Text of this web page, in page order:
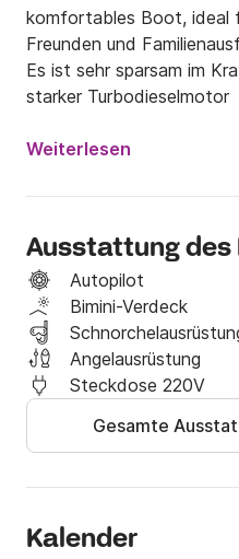
komfortables Boot, ideal
Freunden und
Es ist sehr sparsam im
starker Turbodieselmotor
Weiterlesen
Ausstattung
Autopilot
Bimini-Verdeck
Angelausrüstung
Steckdose 220V
Gesamte
Kalender